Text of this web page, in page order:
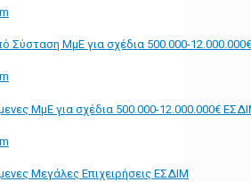
Σύσταση ΜμΕ για σχέδια 500.000-
ΜμΕ για σχέδια 500.000-12.000.000€
Μεγάλες Επιχειρήσεις ΕΣΔΙΜ